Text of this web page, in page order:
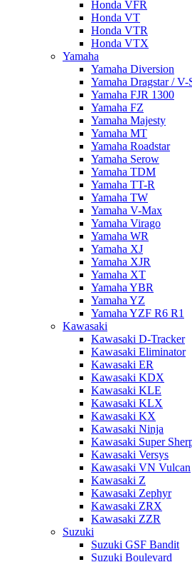
Honda VFR
Honda VT
Honda VTR
Honda VTX
Yamaha
Yamaha Diversion
Yamaha Dragstar /
Yamaha FJR 1300
Yamaha FZ
Yamaha Majesty
Yamaha MT
Yamaha Roadstar
Yamaha Serow
Yamaha TDM
Yamaha TT-R
Yamaha TW
Yamaha V-Max
Yamaha Virago
Yamaha WR
Yamaha XJ
Yamaha XJR
Yamaha XT
Yamaha YBR
Yamaha YZ
Yamaha YZF R6 R1
Kawasaki
Kawasaki D-Tracker
Kawasaki Eliminator
Kawasaki ER
Kawasaki KDX
Kawasaki KLE
Kawasaki KLX
Kawasaki KX
Kawasaki Ninja
Kawasaki Super
Kawasaki Versys
Kawasaki VN Vulcan
Kawasaki Z
Kawasaki Zephyr
Kawasaki ZRX
Kawasaki ZZR
Suzuki
Suzuki GSF Bandit
Suzuki Boulevard